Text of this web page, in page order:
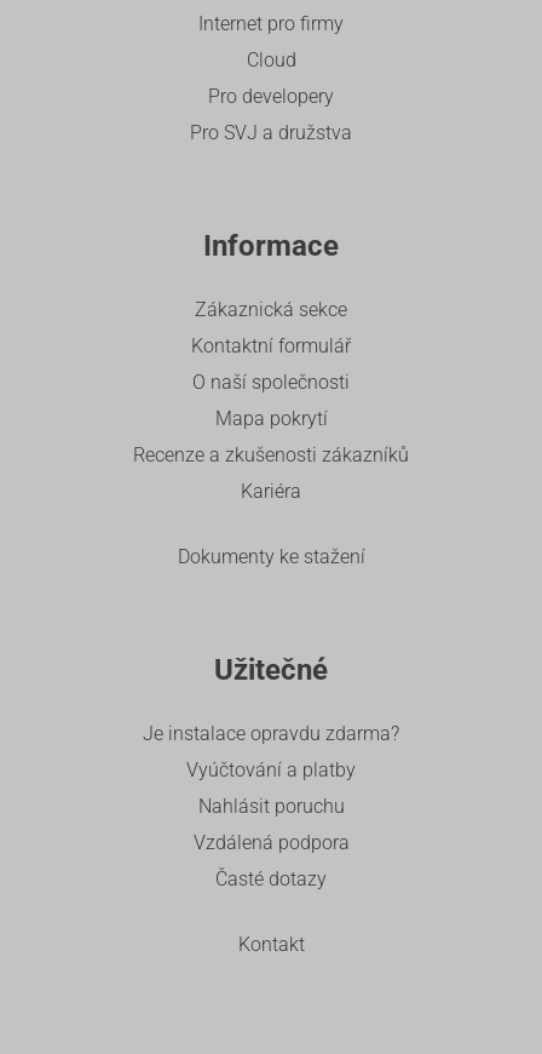
Internet pro firmy
Cloud
Pro developery
Pro SVJ a družstva
Informace
Zákaznická sekce
Kontaktní formulář
O naší společnosti
Mapa pokrytí
Recenze a zkušenosti zákazníků
Kariéra
Dokumenty ke stažení
Užitečné
Je instalace opravdu zdarma?
Vyúčtování a platby
Nahlásit poruchu
Vzdálená podpora
Časté dotazy
Kontakt